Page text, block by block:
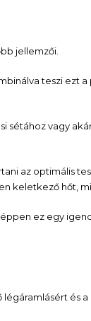
jellemzői.
teszi ezt
sétához vagy
az optimális
keletkező hőt,
ez egy
és